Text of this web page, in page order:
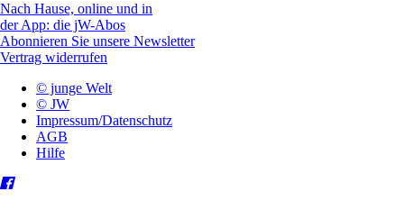
Nach Hause, online und in
der App: die jW-Abos
Abonnieren Sie unsere Newsletter
Vertrag widerrufen
© junge Welt
© JW
Impressum/Datenschutz
AGB
Hilfe